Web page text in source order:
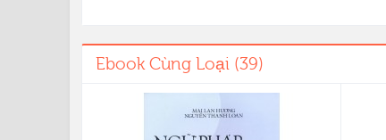
Ebook Cùng Loại (39)